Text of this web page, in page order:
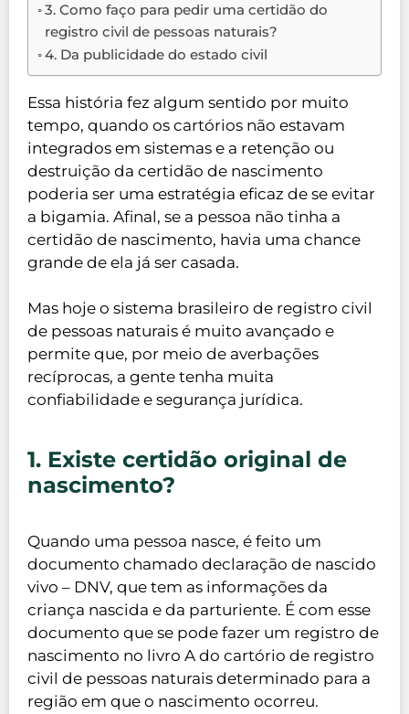
3. Como faço para pedir uma certidão do
registro civil de pessoas naturais?
4. Da publicidade do estado civil
Essa história fez algum sentido por muito
tempo, quando os cartórios não estavam
integrados em sistemas e a retenção ou
destruição da certidão de nascimento
poderia ser uma estratégia eficaz de se evitar
a bigamia. Afinal, se a pessoa não tinha a
certidão de nascimento, havia uma chance
grande de ela já ser casada.
Mas hoje o sistema brasileiro de registro civil
de pessoas naturais é muito avançado e
permite que, por meio de averbações
recíprocas, a gente tenha muita
confiabilidade e segurança jurídica.
1. Existe certidão original de
nascimento?
Quando uma pessoa nasce, é feito um
documento chamado declaração de nascido
vivo – DNV, que tem as informações da
criança nascida e da parturiente. É com esse
documento que se pode fazer um registro de
nascimento no livro A do cartório de registro
civil de pessoas naturais determinado para a
região em que o nascimento ocorreu.